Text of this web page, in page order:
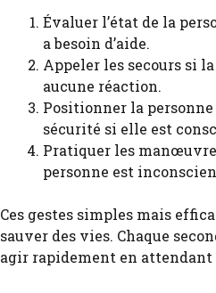
Évaluer l’état de la
a besoin d’aide.
Appeler les secours si
aucune réaction.
Positionner la
sécurité si elle est
Pratiquer les
personne est
Ces gestes simples mais
sauver des vies. Chaque
agir rapidement en attendant